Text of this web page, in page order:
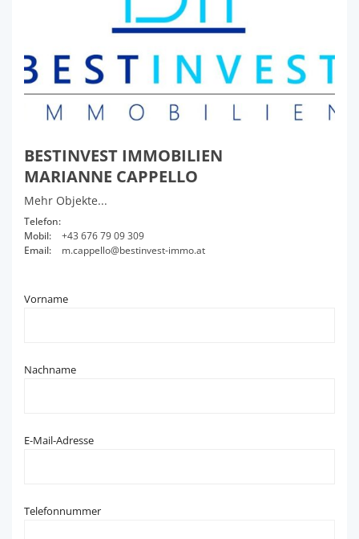
BESTINVEST IMMOBILIEN
MARIANNE CAPPELLO
Mehr Objekte...
Telefon:
Mobil:
+43 676 79 09 309
Email:
m.cappello@bestinvest-immo.at
Vorname
Nachname
E-Mail-Adresse
Telefonnummer